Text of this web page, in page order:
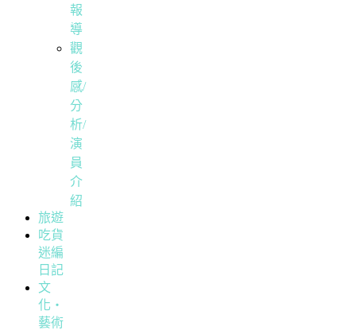
報
導
觀
後
感/
分
析/
演
員
介
紹
旅遊
吃貨
迷編
日記
文
化・
藝術